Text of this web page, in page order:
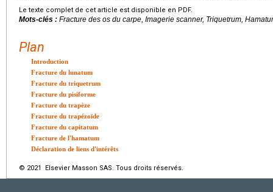
Le texte complet de cet article est disponible en PDF.
Mots-clés : Fracture des os du carpe, Imagerie scanner, Triquetrum,
Plan
Introduction
Fracture du lunatum
Fracture du triquetrum
Fracture du pisiforme
Fracture du trapèze
Fracture du trapézoïde
Fracture du capitatum
Fracture de l'hamatum
Déclaration de liens d'intérêts
© 2021 Elsevier Masson SAS. Tous droits réservés.